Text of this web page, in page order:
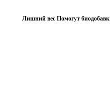
Лишний вес Помогут